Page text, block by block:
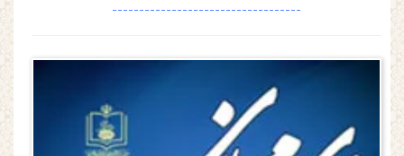
-----------------------------------